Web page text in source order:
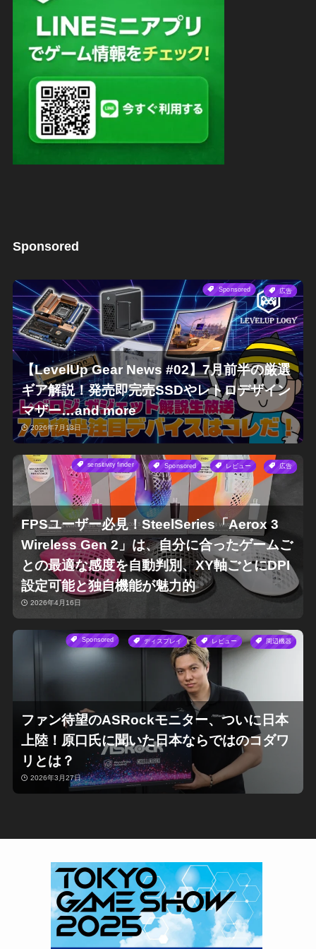
Sponsored
Sponsored 広告
【LevelUp Gear News #02】7月前半の厳選
ギア解説！発売即完売SSDやレトロデザイン
マザー…and more
2026年7月13日
sensitivity finder Sponsored レビュー 広告
FPSユーザー必見！SteelSeries「Aerox 3
Wireless Gen 2」は、自分に合ったゲームご
との最適な感度を自動判別、XY軸ごとにDPI
設定可能と独自機能が魅力的
2026年4月16日
Sponsored ディスプレイ レビュー 周辺機器
ファン待望のASRockモニター、ついに日本
上陸！原口氏に聞いた日本ならではのコダワ
リとは？
2026年3月27日